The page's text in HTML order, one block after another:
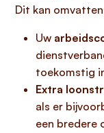
Dit kan
Uw
toekomstig
Extra
als er
een bredere